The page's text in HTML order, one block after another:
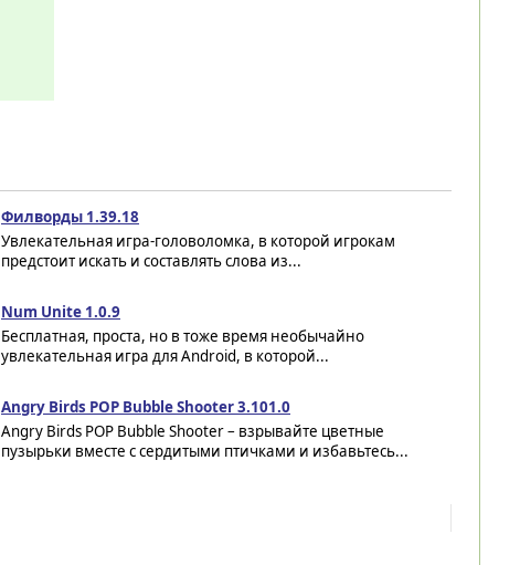
Филворды 1.39.18
Увлекательная игра-головоломка, в которой игрокам
предстоит искать и составлять слова из...
Num Unite 1.0.9
Бесплатная, проста, но в тоже время необычайно
увлекательная игра для Android, в которой...
Angry Birds POP Bubble Shooter 3.101.0
Angry Birds POP Bubble Shooter – взрывайте цветные
пузырьки вместе с сердитыми птичками и избавьтесь...